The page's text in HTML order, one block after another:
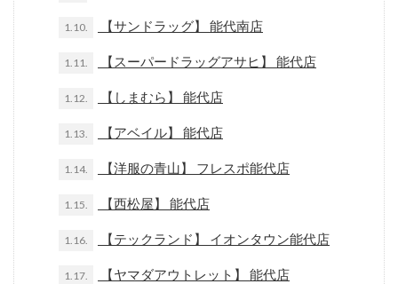
1.10. 【サンドラッグ】 能代南店
1.11. 【スーパードラッグアサヒ】 能代店
1.12. 【しまむら】 能代店
1.13. 【アベイル】 能代店
1.14. 【洋服の青山】 フレスポ能代店
1.15. 【西松屋】 能代店
1.16. 【テックランド】 イオンタウン能代店
1.17. 【ヤマダアウトレット】 能代店